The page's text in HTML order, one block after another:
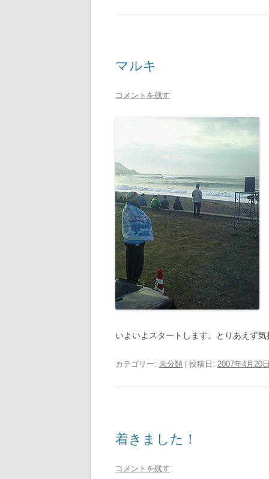
マルキ
コメントを残す
いよいよスタートします。とりあえず気
カテゴリー: 未分類 | 投稿日: 2007年4月20日
着きました！
コメントを残す